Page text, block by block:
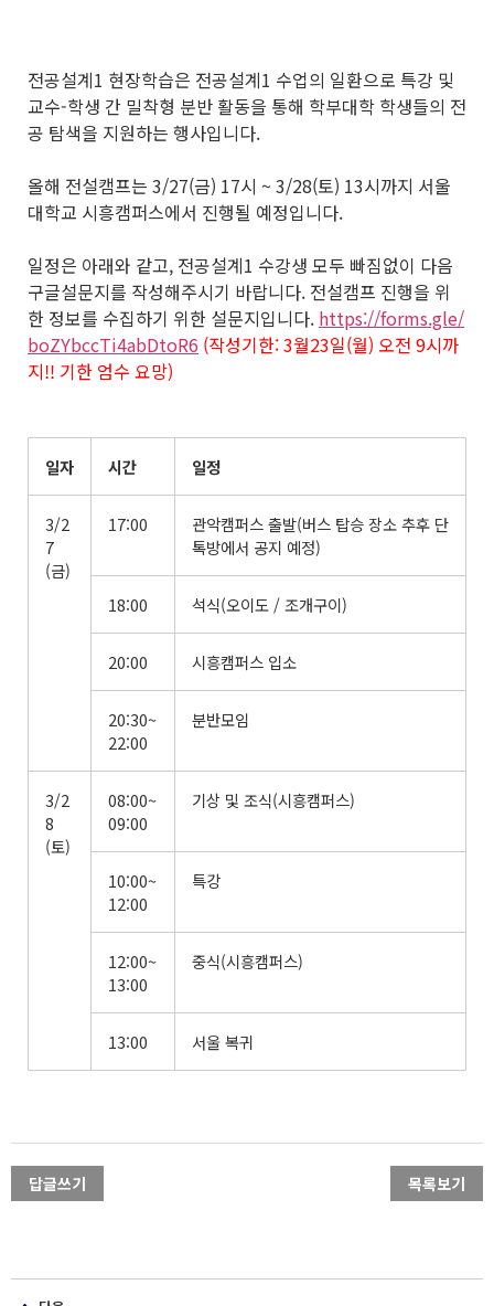
전공설계1 현장학습은 전공설계1 수업의 일환으로 특강 및
교수-학생 간 밀착형 분반 활동을 통해 학부대학 학생들의 전
공 탐색을 지원하는 행사입니다.
올해 전설캠프는 3/27(금) 17시 ~ 3/28(토) 13시까지 서울
대학교 시흥캠퍼스에서 진행될 예정입니다.
일정은 아래와 같고, 전공설계1 수강생 모두 빠짐없이 다음
구글설문지를 작성해주시기 바랍니다. 전설캠프 진행을 위
한 정보를 수집하기 위한 설문지입니다. https://forms.gle/
boZYbccTi4abDtoR6 (작성기한: 3월23일(월) 오전 9시까
지!! 기한 엄수 요망)
일자 시간 일정
3/2
7
(금)
17:00
관악캠퍼스 출발(버스 탑승 장소 추후 단
톡방에서 공지 예정)
18:00 석식(오이도 / 조개구이)
20:00 시흥캠퍼스 입소
20:30~
22:00
분반모임
3/2
8
(토)
08:00~
09:00
기상 및 조식(시흥캠퍼스)
10:00~
12:00
특강
12:00~
13:00
중식(시흥캠퍼스)
13:00 서울 복귀
답글쓰기 목록보기